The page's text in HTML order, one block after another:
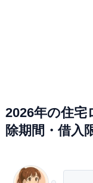
2026年の住宅
除期間・借入